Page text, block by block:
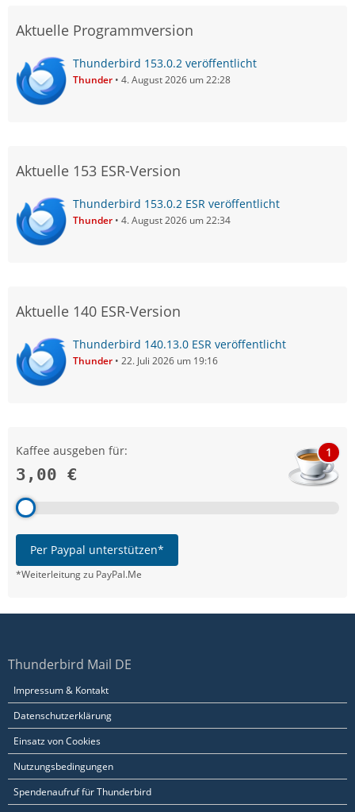
Aktuelle Programmversion
Thunderbird 153.0.2 veröffentlicht
Thunder 4. August 2026 um 22:28
Aktuelle 153 ESR-Version
Thunderbird 153.0.2 ESR veröffentlicht
Thunder 4. August 2026 um 22:34
Aktuelle 140 ESR-Version
Thunderbird 140.13.0 ESR veröffentlicht
Thunder 22. Juli 2026 um 19:16
Kaffee ausgeben für:
3,00 €
1
Per Paypal unterstützen*
*Weiterleitung zu PayPal.Me
Thunderbird Mail DE
Impressum & Kontakt
Datenschutzerklärung
Einsatz von Cookies
Nutzungsbedingungen
Spendenaufruf für Thunderbird